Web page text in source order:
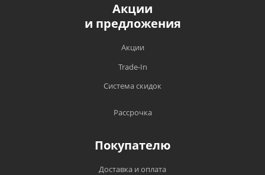
Акции
и предложения
Акции
Trade-In
Система скидок
Рассрочка
Покупателю
Доставка и оплата